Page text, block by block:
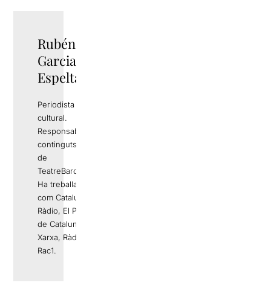
Rubén
Garcia
Espelta
Periodista i gestor
cultural.
Responsable de
continguts editorials
de
TeatreBarcelona.com
Ha treballat a mitjans
com Catalunya
Ràdio, El Periódico
de Catalunya, La
Xarxa, Ràdio 4 o
Rac1.